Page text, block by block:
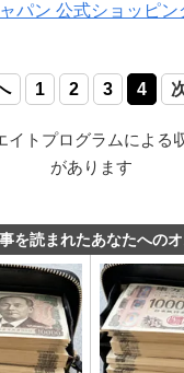
パン 公式ショッピン
1 2 3 4
イトプログラムによる
があります
を読まれたあなたへの